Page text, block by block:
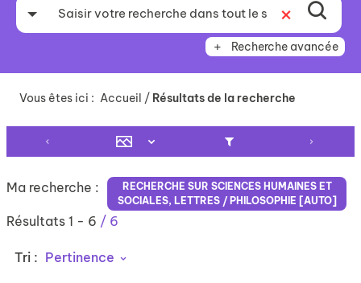
Recherche avancée
Vous êtes ici : Accueil / Résultats de la recherche
Ma recherche :
RECHERCHE SUR SCIENCES HUMAINES ET
SOCIALES, LETTRES / PHILOSOPHIE [AUTO]
Résultats 1 - 6 / 6
Tri : Pertinence